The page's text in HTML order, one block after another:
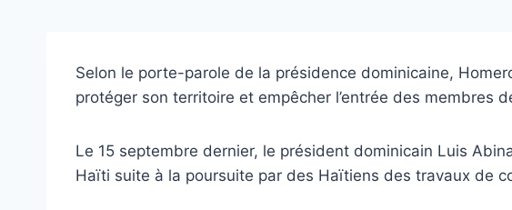
Selon le porte-parole de la présidence dominicaine,
protéger son territoire et empêcher l’entrée des membres
Le 15 septembre dernier, le président dominicain Luis
Haïti suite à la poursuite par des Haïtiens des travaux de